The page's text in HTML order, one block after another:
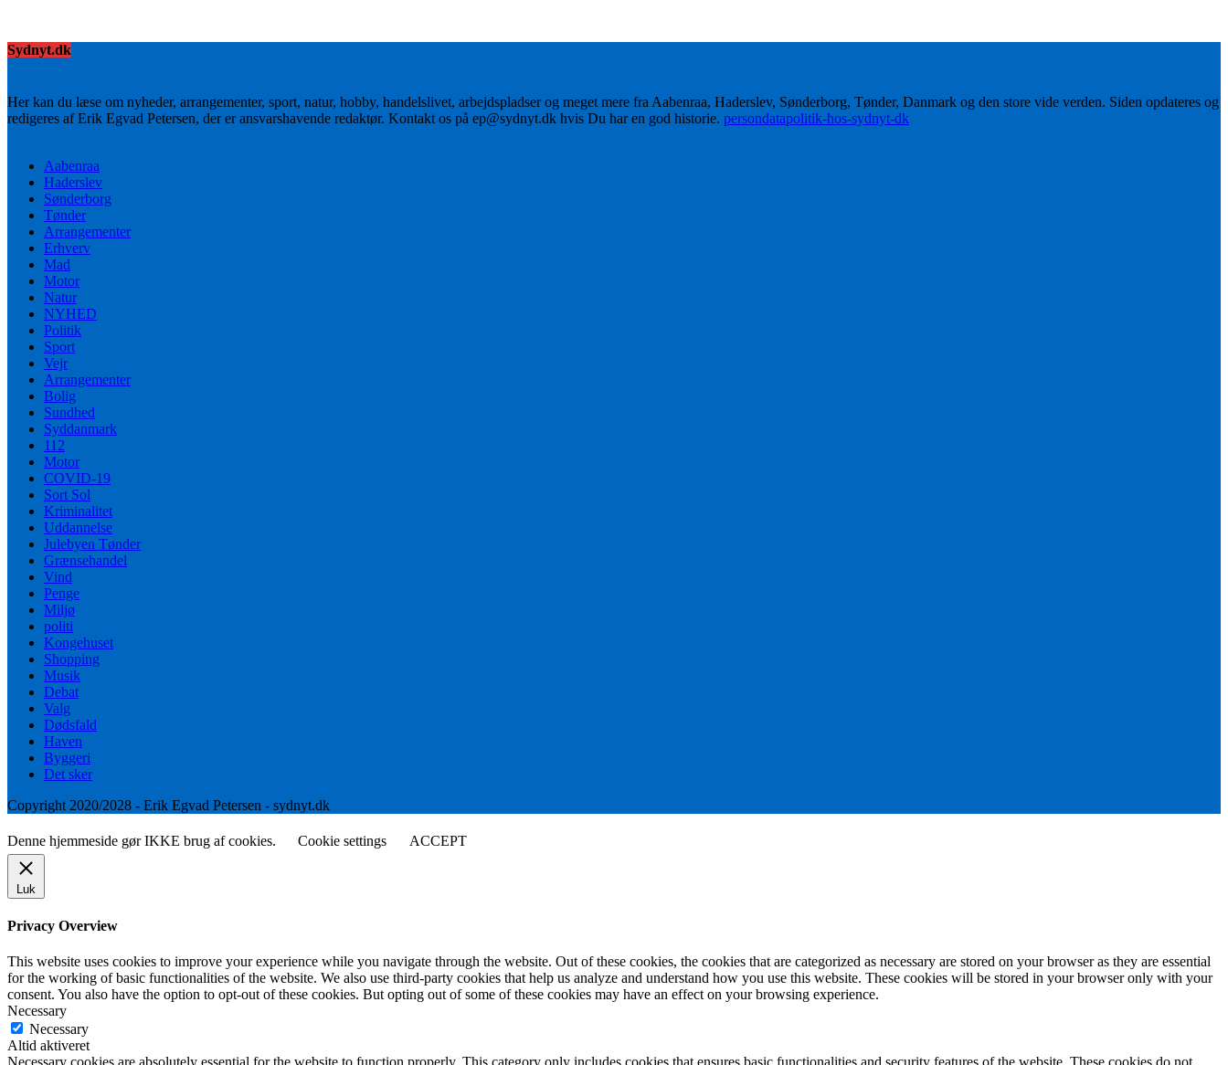
Sydnyt.dk
Her kan du læse om nyheder, arrangementer, sport, natur, hobby, handelslivet, arbejdspladser og meget mere fra Aabenraa, Haderslev, Sønderborg, Tønder, Danmark og den store vide verden. Siden opdateres og
redigeres af Erik Egvad Petersen, der er ansvarshavende redaktør. Kontakt os på ep@sydnyt.dk hvis Du har en god historie. persondatapolitik-hos-sydnyt-dk
Aabenraa
Haderslev
Sønderborg
Tønder
Arrangementer
Erhverv
Mad
Motor
Natur
NYHED
Politik
Sport
Vejr
Arrangementer
Bolig
Sundhed
Syddanmark
112
Motor
COVID-19
Sort Sol
Kriminalitet
Uddannelse
Julebyen Tønder
Grænsehandel
Vind
Penge
Miljø
politi
Kongehuset
Shopping
Musik
Debat
Valg
Dødsfald
Haven
Byggeri
Det sker
Copyright 2020/2028 - Erik Egvad Petersen - sydnyt.dk
Denne hjemmeside gør IKKE brug af cookies. Cookie settings ACCEPT
Luk
Privacy Overview
This website uses cookies to improve your experience while you navigate through the website. Out of these cookies, the cookies that are categorized as necessary are stored on your browser as they are essential
for the working of basic functionalities of the website. We also use third-party cookies that help us analyze and understand how you use this website. These cookies will be stored in your browser only with your
consent. You also have the option to opt-out of these cookies. But opting out of some of these cookies may have an effect on your browsing experience.
Necessary
Necessary
Altid aktiveret